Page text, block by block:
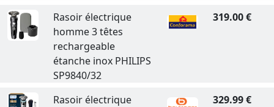
Rasoir électrique
homme 3 têtes
rechargeable
étanche inox PHILIPS
SP9840/32
319.00 €
Rasoir électrique
329.99 €